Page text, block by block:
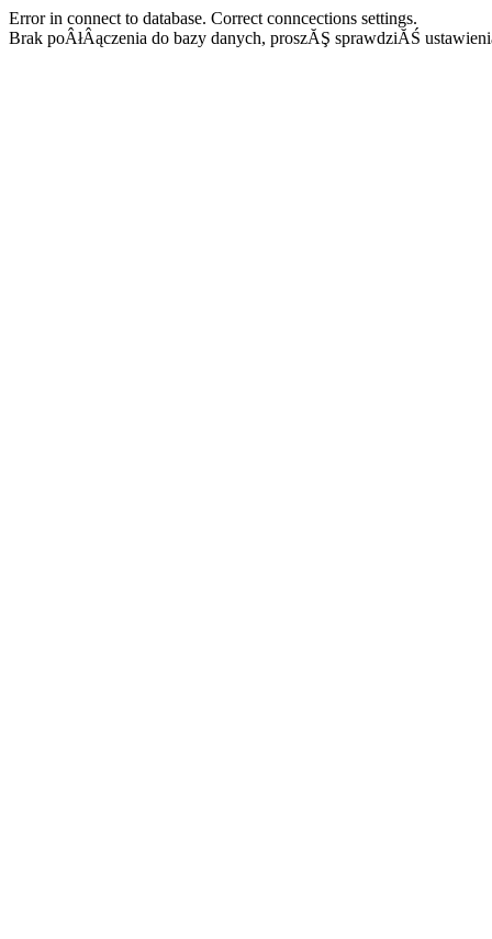
Error in connect to database. Correct conncections settings.
Brak poÂłÂączenia do bazy danych, proszĂŞ sprawdziĂŚ